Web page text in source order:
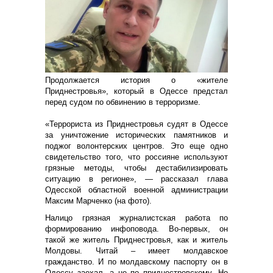
Продолжается история о «жителе
Приднестровья», который в Одессе предстал
перед судом по обвинению в терроризме.
«Террориста из Приднестровья судят в Одессе
за уничтожение исторических памятников и
поджог волонтерских центров. Это еще одно
свидетельство того, что россияне используют
грязные методы, чтобы дестабилизировать
ситуацию в регионе», — рассказал глава
Одесской областной военной администрации
Максим Марченко (на фото).
Налицо грязная журналистская работа по
формированию инфоповода. Во-первых, он
такой же житель Приднестровья, как и житель
Молдовы. Читай – имеет молдавское
гражданство. И по молдавскому паспорту он в